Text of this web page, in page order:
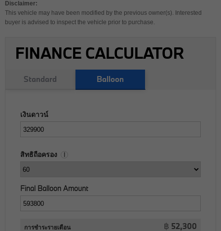
Disclaimer:
This vehicle may have been modified by the previous owner(s). Interested
buyer is advised to inspect the vehicle prior to purchase.
FINANCE CALCULATOR
Standard Balloon
เงินดาวน์
สิทธิถือครอง i
Final Balloon Amount
การชำระรายเดือน ฿ 52,300